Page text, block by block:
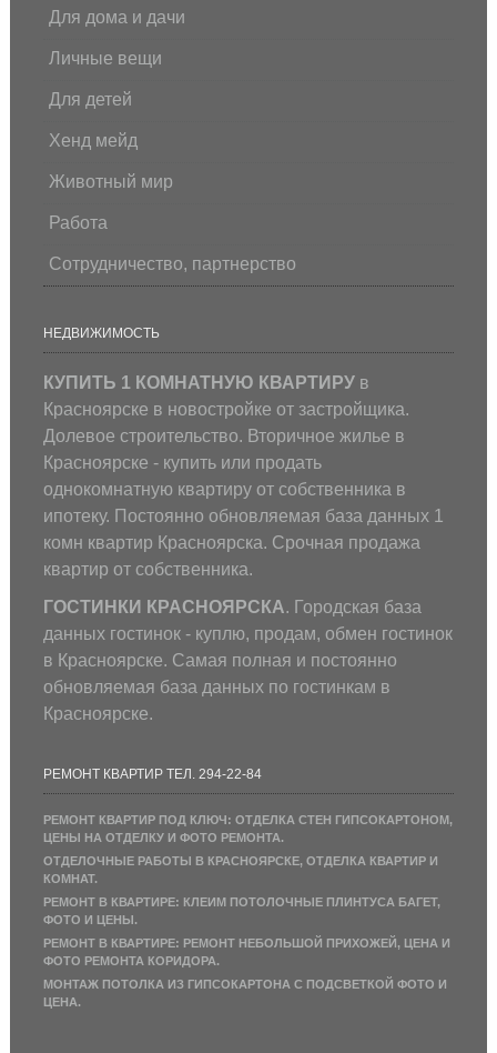
Для дома и дачи
Личные вещи
Для детей
Хенд мейд
Животный мир
Работа
Сотрудничество, партнерство
НЕДВИЖИМОСТЬ
КУПИТЬ 1 КОМНАТНУЮ КВАРТИРУв
Красноярске в новостройке от застройщика.
Долевое строительство. Вторичное жилье в
Красноярске - купить или продать
однокомнатную квартиру от собственника в
ипотеку. Постоянно обновляемая база данных 1
комн квартир Красноярска. Срочная продажа
квартир от собственника.
ГОСТИНКИ КРАСНОЯРСКА. Городская база
данных гостинок - куплю, продам, обмен гостинок
в Красноярске. Самая полная и постоянно
обновляемая база данных по гостинкам в
Красноярске.
РЕМОНТ КВАРТИР ТЕЛ. 294-22-84
РЕМОНТ КВАРТИР ПОД КЛЮЧ: ОТДЕЛКА СТЕН ГИПСОКАРТОНОМ,
ЦЕНЫ НА ОТДЕЛКУ И ФОТО РЕМОНТА.
ОТДЕЛОЧНЫЕ РАБОТЫ В КРАСНОЯРСКЕ, ОТДЕЛКА КВАРТИР И
КОМНАТ.
РЕМОНТ В КВАРТИРЕ: КЛЕИМ ПОТОЛОЧНЫЕ ПЛИНТУСА БАГЕТ,
ФОТО И ЦЕНЫ.
РЕМОНТ В КВАРТИРЕ: РЕМОНТ НЕБОЛЬШОЙ ПРИХОЖЕЙ, ЦЕНА И
ФОТО РЕМОНТА КОРИДОРА.
МОНТАЖ ПОТОЛКА ИЗ ГИПСОКАРТОНА С ПОДСВЕТКОЙ ФОТО И
ЦЕНА.